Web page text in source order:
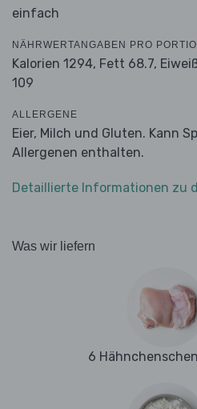
einfach
NÄHRWERTANGABEN PRO
Kalorien 1294, Fett 68.7,
109
ALLERGENE
Eier, Milch und Gluten. Kann
Allergenen enthalten.
Detaillierte Informationen zu
Was wir liefern
6